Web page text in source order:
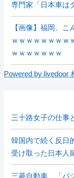
専門家「日本車は
【画像】福岡、
ｗｗｗｗｗｗｗｗ
ｗｗｗｗｗｗｗ
Powered by livedoor
三十路女子の仕事
韓国内で続く反日
受け取った日本人
三菱自動車、「パ